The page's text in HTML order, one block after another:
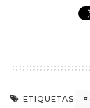
ETIQUETAS